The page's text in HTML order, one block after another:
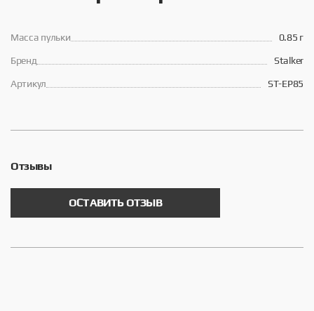
Масса пульки 0.85 г
Брeнд Stalker
Артикул ST-EP85
Отзывы
ОСТАВИТЬ ОТЗЫВ